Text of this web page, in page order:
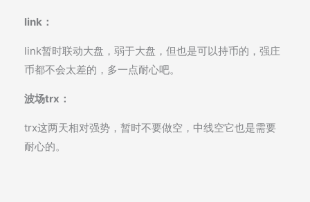
link：
link暂时联动大盘，弱于大盘，但也是可以持币的，强庄
币都不会太差的，多一点耐心吧。
波场trx：
trx这两天相对强势，暂时不要做空，中线空它也是需要
耐心的。